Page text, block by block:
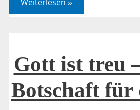
11,25-
30
Weiterlesen »
Gott ist treu
Botschaft für